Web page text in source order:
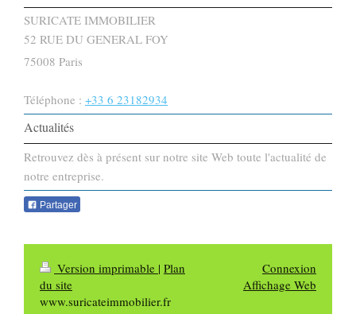
SURICATE IMMOBILIER
52 RUE DU GENERAL FOY
75008 Paris
Téléphone : +33 6 23182934
Actualités
Retrouvez dès à présent sur notre site Web toute l'actualité de
notre entreprise.
Partager
Version imprimable | Plan
du site
www.suricateimmobilier.fr
Connexion
Affichage Web